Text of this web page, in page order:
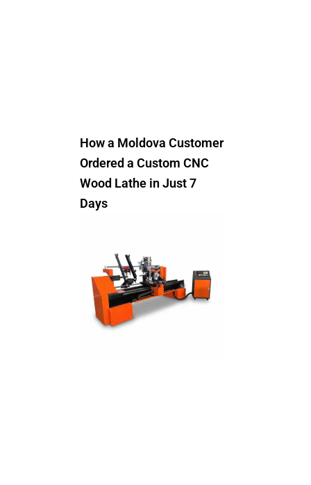
How a Moldova Customer
Ordered a Custom CNC
Wood Lathe in Just 7
Days